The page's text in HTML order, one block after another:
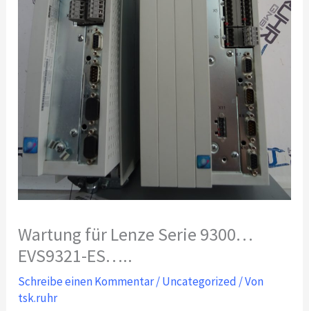
Wartung für Lenze Serie 9300…
EVS9321-ES…..
Schreibe einen Kommentar/Uncategorized / Von
tsk.ruhr